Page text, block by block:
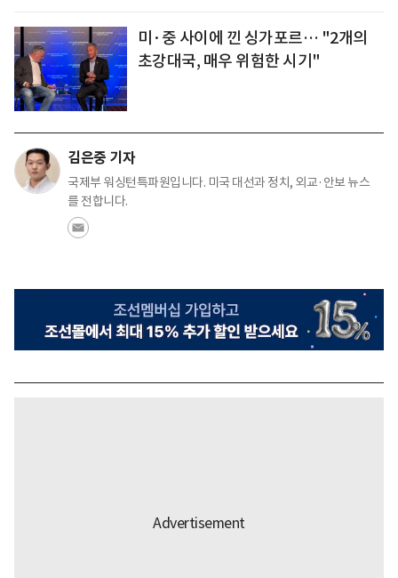
미·중 사이에 낀 싱가포르… "2개의
초강대국, 매우 위험한 시기"
김은중 기자
국제부 워싱턴특파원입니다. 미국 대선과 정치, 외교·안보 뉴스
를 전합니다.